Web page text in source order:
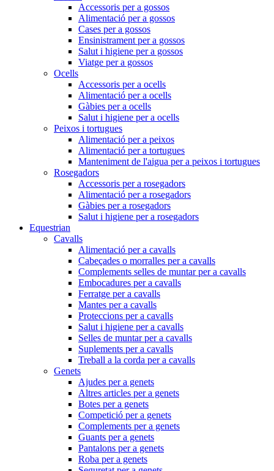
Accessoris per a gossos
Alimentació per a gossos
Cases per a gossos
Ensinistrament per a gossos
Salut i higiene per a gossos
Viatge per a gossos
Ocells
Accessoris per a ocells
Alimentació per a ocells
Gàbies per a ocells
Salut i higiene per a ocells
Peixos i tortugues
Alimentació per a peixos
Alimentació per a tortugues
Manteniment de l'aigua per a peixos i tortugues
Rosegadors
Accessoris per a rosegadors
Alimentació per a rosegadors
Gàbies per a rosegadors
Salut i higiene per a rosegadors
Equestrian
Cavalls
Alimentació per a cavalls
Cabeçades o morralles per a cavalls
Complements selles de muntar per a cavalls
Embocadures per a cavalls
Ferratge per a cavalls
Mantes per a cavalls
Proteccions per a cavalls
Salut i higiene per a cavalls
Selles de muntar per a cavalls
Suplements per a cavalls
Treball a la corda per a cavalls
Genets
Ajudes per a genets
Altres articles per a genets
Botes per a genets
Competició per a genets
Complements per a genets
Guants per a genets
Pantalons per a genets
Roba per a genets